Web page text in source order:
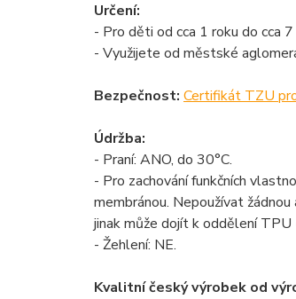
Určení:
- Pro děti od cca 1 roku do cca
- Využijete od městské
Bezpečnost: Certifikát TZU
Údržba:
- Praní: ANO, do 30°C.
- Pro zachování funkčních
membránou. Nepoužívat
jinak může dojít k oddělení TPU
- Žehlení: NE.
Kvalitní český výrobek od